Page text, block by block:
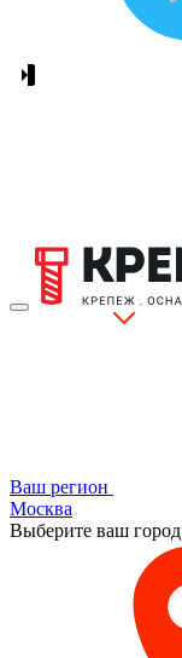
Ваш регион
Москва
Выберите ваш город